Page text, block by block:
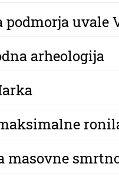
podmorja uvale
arheologija
masovne